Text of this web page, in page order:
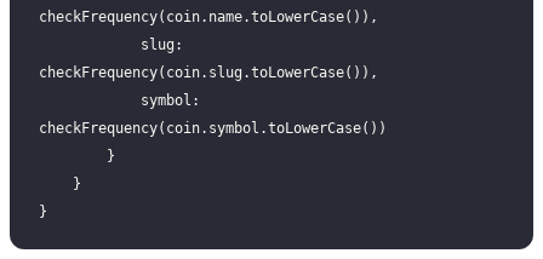
checkFrequency(coin.name.toLowerCase()),
checkFrequency(coin.slug.toLowerCase()),
checkFrequency(coin.symbol.toLowerCase())
        }
    }
}